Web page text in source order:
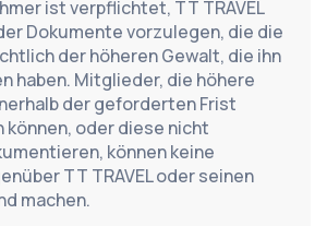
ist verpflichtet, TT TRAVEL
Dokumente vorzulegen, die die
der höheren Gewalt, die ihn
haben. Mitglieder, die höhere
der geforderten Frist
oder diese nicht
können keine
TT TRAVEL oder seinen
machen.